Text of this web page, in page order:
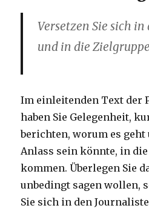
Versetzen Sie sich
und in die
Im einleitenden Text der
haben Sie Gelegenheit,
berichten, worum es geht
Anlass sein könnte, in
kommen. Überlegen Sie
unbedingt sagen wollen,
Sie sich in den